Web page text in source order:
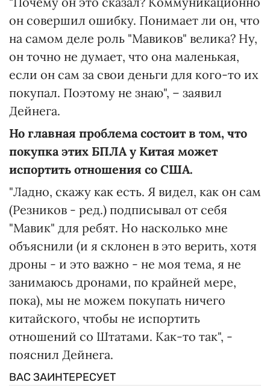
он совершил ошибку. Понимает ли он, что
на самом деле роль "Мавиков" велика? Ну,
он точно не думает, что она маленькая,
если он сам за свои деньги для кого-то их
покупал. Поэтому не знаю", – заявил
Дейнега.
Но главная проблема состоит в том, что
покупка этих БПЛА у Китая может
испортить отношения со США.
"Ладно, скажу как есть. Я видел, как он сам
(Резников - ред.) подписывал от себя
"Мавик" для ребят. Но насколько мне
объяснили (и я склонен в это верить, хотя
дроны - и это важно - не моя тема, я не
занимаюсь дронами, по крайней мере,
пока), мы не можем покупать ничего
китайского, чтобы не испортить
отношений со Штатами. Как-то так", -
пояснил Дейнега.
ВАС ЗАИНТЕРЕСУЕТ